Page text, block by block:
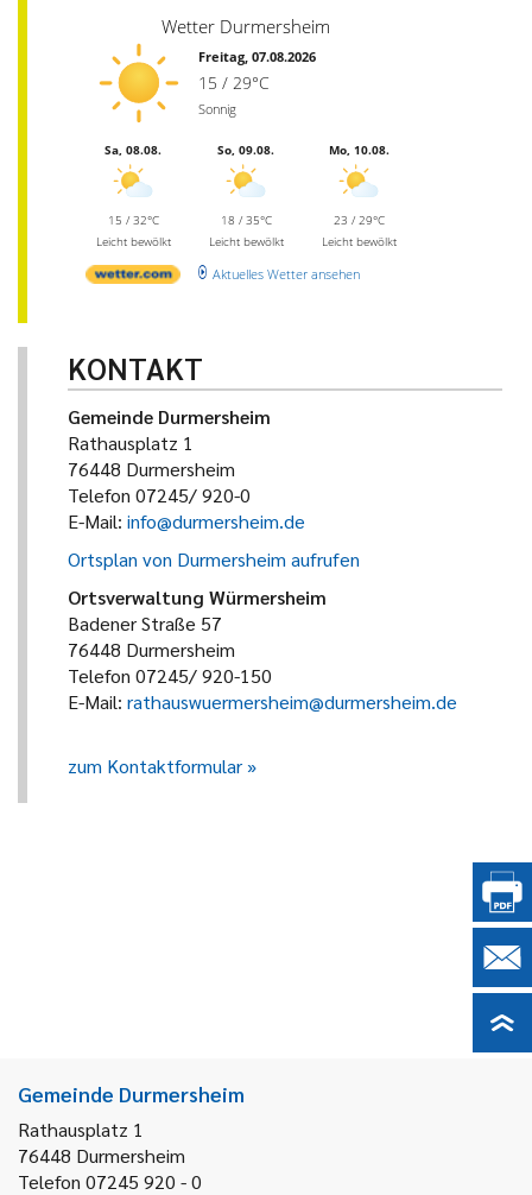
Wetter Durmersheim
Freitag, 07.08.2026
15 / 29°C
Sonnig
Sa, 08.08.
15 / 32°C
Leicht bewölkt
So, 09.08.
18 / 35°C
Leicht bewölkt
Mo, 10.08.
23 / 29°C
Leicht bewölkt
Aktuelles Wetter ansehen
KONTAKT
Gemeinde Durmersheim
Rathausplatz 1
76448 Durmersheim
Telefon 07245/ 920-0
E-Mail: info@durmersheim.de
Ortsplan von Durmersheim aufrufen
Ortsverwaltung Würmersheim
Badener Straße 57
76448 Durmersheim
Telefon 07245/ 920-150
E-Mail: rathauswuermersheim@durmersheim.de
zum Kontaktformular
Gemeinde Durmersheim
Rathausplatz 1
76448 Durmersheim
Telefon 07245 920 - 0